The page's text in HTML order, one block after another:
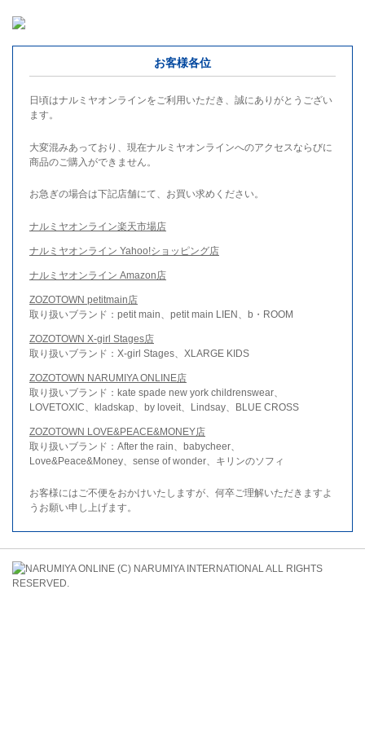
お客様各位
日頃はナルミヤオンラインをご利用いただき、誠にありがとうござい
ます。
大変混みあっており、現在ナルミヤオンラインへのアクセスならびに
商品のご購入ができません。
お急ぎの場合は下記店舗にて、お買い求めください。
ナルミヤオンライン楽天市場店
ナルミヤオンライン Yahoo!ショッピング店
ナルミヤオンライン Amazon店
ZOZOTOWN petitmain店
取り扱いブランド：petit main、petit main LIEN、b・ROOM
ZOZOTOWN X-girl Stages店
取り扱いブランド：X-girl Stages、XLARGE KIDS
ZOZOTOWN NARUMIYA ONLINE店
取り扱いブランド：kate spade new york childrenswear、
LOVETOXIC、kladskap、by loveit、Lindsay、BLUE CROSS
ZOZOTOWN LOVE&PEACE&MONEY店
取り扱いブランド：After the rain、babycheer、
Love&Peace&Money、sense of wonder、キリンのソフィ
お客様にはご不便をおかけいたしますが、何卒ご理解いただきますよ
うお願い申し上げます。